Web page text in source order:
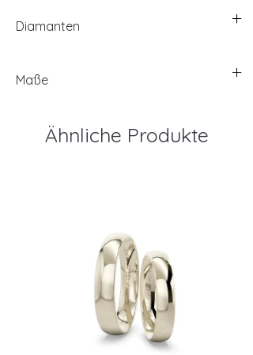
Diamanten
Maße
Ähnliche Produkte